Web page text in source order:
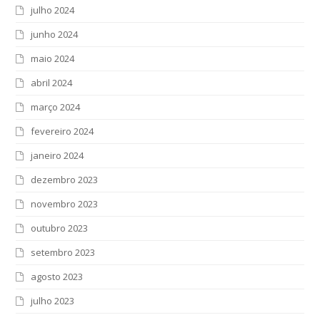
julho 2024
junho 2024
maio 2024
abril 2024
março 2024
fevereiro 2024
janeiro 2024
dezembro 2023
novembro 2023
outubro 2023
setembro 2023
agosto 2023
julho 2023